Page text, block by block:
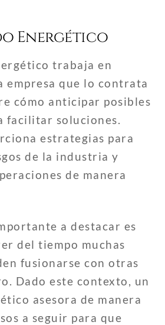
Energético
trabaja en
empresa que lo contrata
cómo anticipar posibles
facilitar soluciones.
estrategias para
de la industria y
de manera
a destacar es
del tiempo muchas
fusionarse con otras
Dado este contexto, un
asesora de manera
a seguir para que